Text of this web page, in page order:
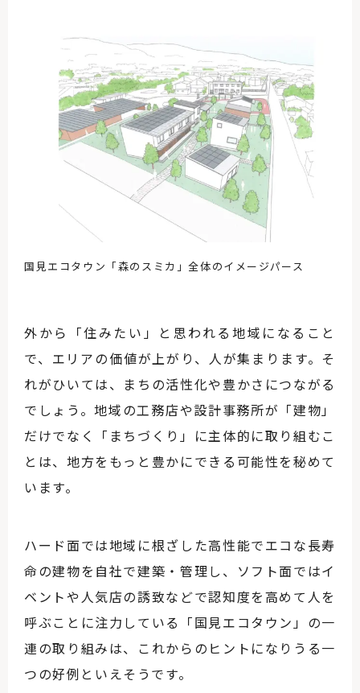
国見エコタウン「森のスミカ」全体のイメージパース
外から「住みたい」と思われる地域になること
で、エリアの価値が上がり、人が集まります。そ
れがひいては、まちの活性化や豊かさにつながる
でしょう。地域の工務店や設計事務所が「建物」
だけでなく「まちづくり」に主体的に取り組むこ
とは、地方をもっと豊かにできる可能性を秘めて
います。
ハード面では地域に根ざした高性能でエコな長寿
命の建物を自社で建築・管理し、ソフト面ではイ
ベントや人気店の誘致などで認知度を高めて人を
呼ぶことに注力している「国見エコタウン」の一
連の取り組みは、これからのヒントになりうる一
つの好例といえそうです。